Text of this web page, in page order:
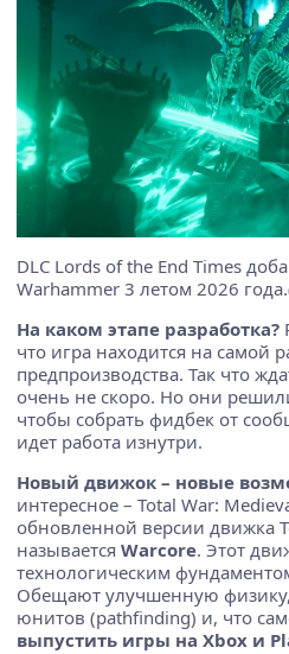
DLC Lords of the End Times
Warhammer 3 летом 2026
На каком этапе разработка?
что игра находится на самой
предпроизводства. Так что
очень не скоро. Но они
чтобы собрать фидбек от
идет работа изнутри.
Новый движок – новые
интересное – Total War:
обновленной версии движка
называется Warcore. Этот
технологическим
Обещают улучшенную
юнитов (pathfinding) и, что
выпустить игры на Xbox и